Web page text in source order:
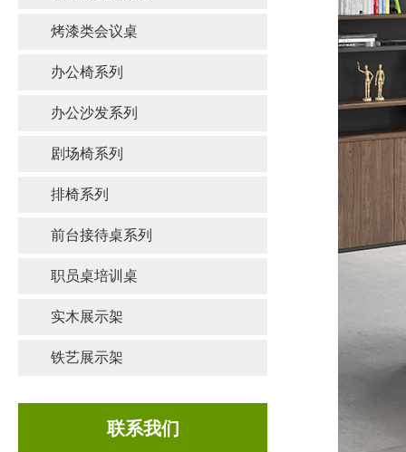
烤漆类会议桌
办公椅系列
办公沙发系列
剧场椅系列
排椅系列
前台接待桌系列
职员桌培训桌
实木展示架
铁艺展示架
联系我们